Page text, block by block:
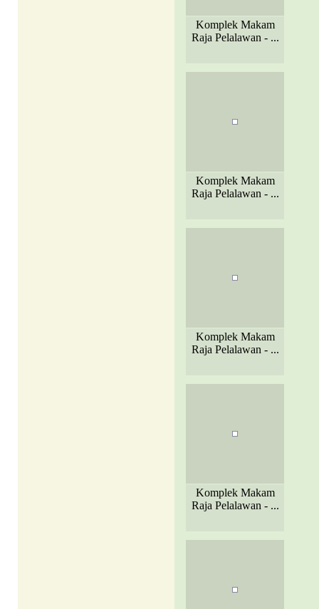
Komplek Makam
Raja Pelalawan - ...
Komplek Makam
Raja Pelalawan - ...
Komplek Makam
Raja Pelalawan - ...
Komplek Makam
Raja Pelalawan - ...